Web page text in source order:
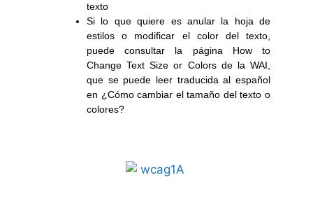
texto
Si lo que quiere es anular la hoja de
estilos o modificar el color del texto,
puede consultar la página How to
Change Text Size or Colorsde la WAI,
que se puede leer traducida al español
en ¿Cómo cambiar el tamaño del texto o
colores?